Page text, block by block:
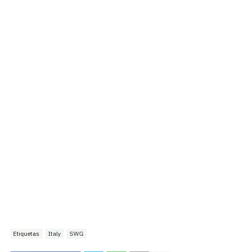
Etiquetas Italy SWG